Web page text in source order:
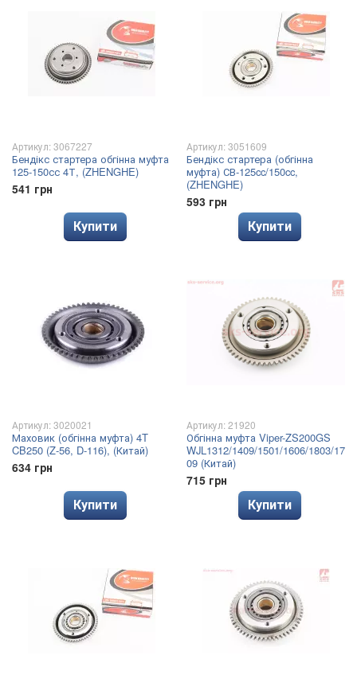
Артикул: 3067227
Бендікс стартера обгінна муфта
125-150сс 4Т, (ZHENGHE)
541 грн
Купити
Артикул: 3051609
Бендікс стартера (обгінна
муфта) СВ-125cc/150cc,
(ZHENGHE)
593 грн
Купити
Артикул: 3020021
Маховик (обгінна муфта) 4T
CB250 (Z-56, D-116), (Китай)
634 грн
Купити
Артикул: 21920
Обгінна муфта Viper-ZS200GS
WJL1312/1409/1501/1606/1803/17
09 (Китай)
715 грн
Купити